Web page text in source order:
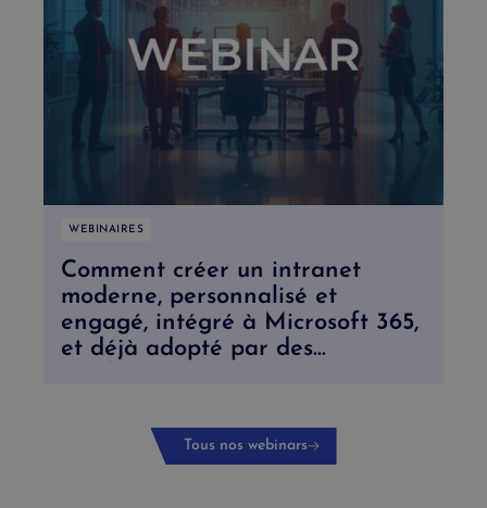
WEBINAIRES
Comment créer un intranet
moderne, personnalisé et
engagé, intégré à Microsoft 365,
et déjà adopté par des
Tous nos webinars